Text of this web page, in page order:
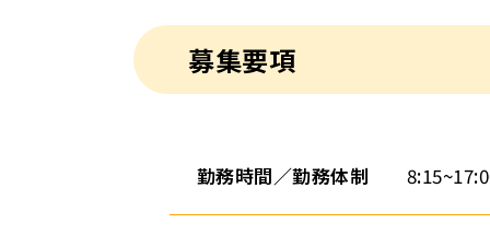
募集要項
勤務時間／勤務体制